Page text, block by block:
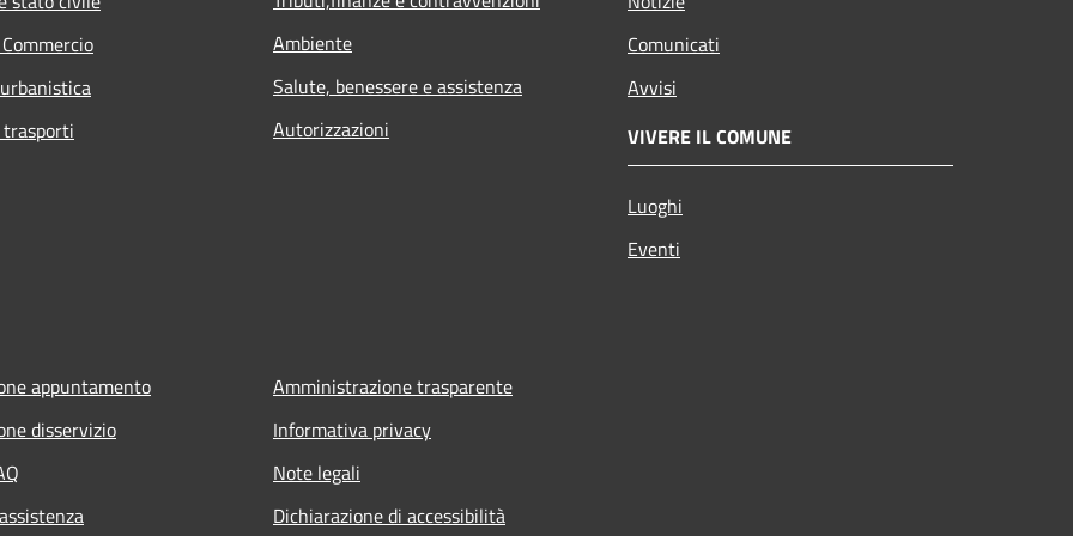
Ambiente
Salute, benessere e assistenza
Autorizzazioni
Comunicati
Avvisi
VIVERE IL COMUNE
Luoghi
Eventi
appuntamento
disservizio
Amministrazione trasparente
Informativa privacy
Note legali
Dichiarazione di accessibilità